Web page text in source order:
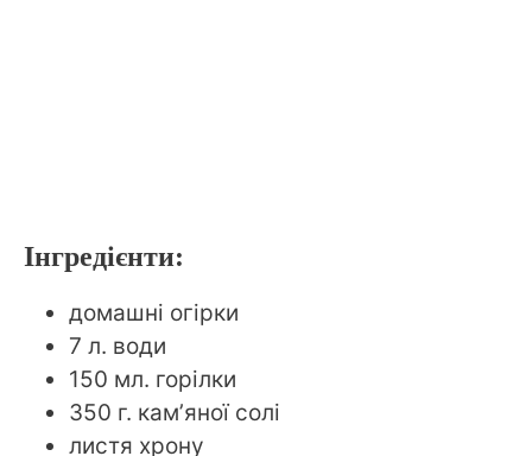
Інгредієнти:
домашні огірки
7 л. води
150 мл. горілки
350 г. камʼяної солі
листя хрону